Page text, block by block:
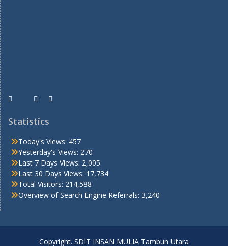
Statistics
Today's Views: 457
Yesterday's Views: 270
Last 7 Days Views: 2,005
Last 30 Days Views: 17,734
Total Visitors: 214,588
Overview of Search Engine Referrals: 3,240
Copyright. SDIT INSAN MULIA Tambun Utara